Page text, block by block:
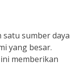
sumber daya
yang besar.
memberikan